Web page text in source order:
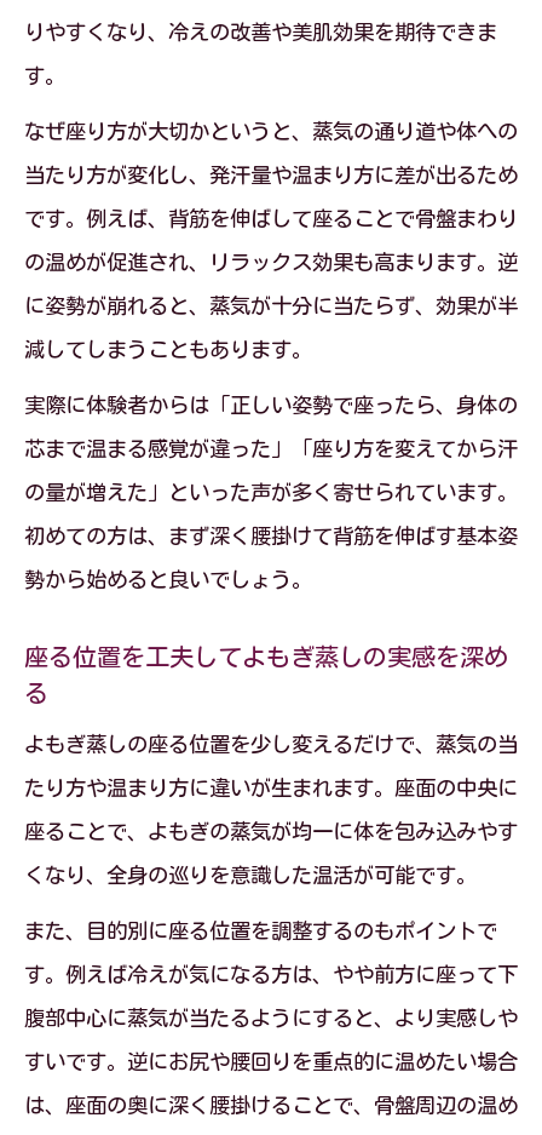
りやすくなり、冷えの改善や美肌効果を期待できま
す。
なぜ座り方が大切かというと、蒸気の通り道や体への
当たり方が変化し、発汗量や温まり方に差が出るため
です。例えば、背筋を伸ばして座ることで骨盤まわり
の温めが促進され、リラックス効果も高まります。逆
に姿勢が崩れると、蒸気が十分に当たらず、効果が半
減してしまうこともあります。
実際に体験者からは「正しい姿勢で座ったら、身体の
芯まで温まる感覚が違った」「座り方を変えてから汗
の量が増えた」といった声が多く寄せられています。
初めての方は、まず深く腰掛けて背筋を伸ばす基本姿
勢から始めると良いでしょう。
座る位置を工夫してよもぎ蒸しの実感を深め
る
よもぎ蒸しの座る位置を少し変えるだけで、蒸気の当
たり方や温まり方に違いが生まれます。座面の中央に
座ることで、よもぎの蒸気が均一に体を包み込みやす
くなり、全身の巡りを意識した温活が可能です。
また、目的別に座る位置を調整するのもポイントで
す。例えば冷えが気になる方は、やや前方に座って下
腹部中心に蒸気が当たるようにすると、より実感しや
すいです。逆にお尻や腰回りを重点的に温めたい場合
は、座面の奥に深く腰掛けることで、骨盤周辺の温め